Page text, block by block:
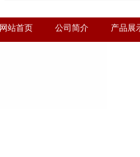
网站首页 公司简介 产品展